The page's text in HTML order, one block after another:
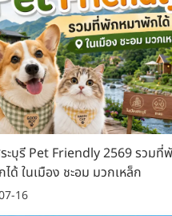
ะบุรี Pet Friendly 2569 รวมที่
ด้ ในเมือง ชะอม มวกเหล็ก
16